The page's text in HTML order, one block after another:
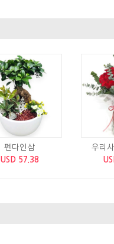
펜다인삼
USD 57.38
우리